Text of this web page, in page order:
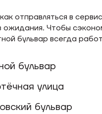
отправляться в
ожидания. Чтобы
бульвар всегда
бульвар
улица
бульвар